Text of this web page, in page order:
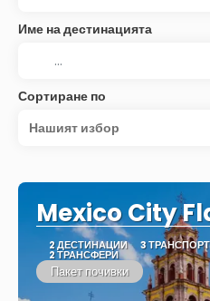
Име на дестинацията
Сортиране по
Нашият избор
Mexico City
2 ДЕСТИНАЦИИ 3
2 ТРАНСФЕРИ
Пакет почивки